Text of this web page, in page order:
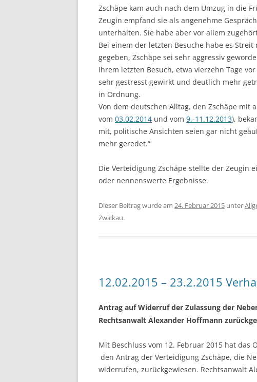
Zschäpe kam auch nach dem Umzug in die
Zeugin empfand sie als angenehme
unterhalten. Sie habe aber vor allem
Bei einem der letzten Besuche habe es
gegeben, Zschäpe sei sehr aggressiv
ihrem letzten Besuch, etwa vierzehn Tage
sehr gestresst gewirkt und deutlich mehr
in Ordnung.
Von dem deutschen Alltag, den Zschäpe mit
vom 03.02.2014 und vom 9.-11.12.2013),
mit, politische Ansichten seien gar nicht
mehr geredet.“
Die Verteidigung Zschäpe stellte der Zeugin
oder nennenswerte Ergebnisse.
Dieser Beitrag wurde am 24. Februar 2015 unter
Zwickau.
12.02.2015 – 23.2.2015
Antrag auf Widerruf der Zulassung der
Rechtsanwalt Alexander Hoffmann
Mit Beschluss vom 12. Februar 2015 hat
den Antrag der Verteidigung Zschäpe, die
widerrufen, zurückgewiesen. Rechtsanwalt